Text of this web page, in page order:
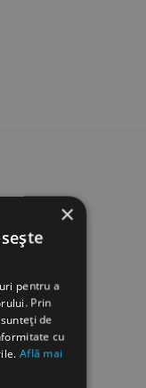
×
pentru a
Prin
de
cu
Află mai